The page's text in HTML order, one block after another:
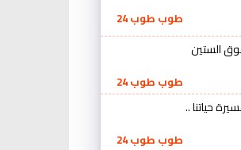
طوب طوب 24
الستين
طوب طوب 24
حياتنا ..
طوب طوب 24